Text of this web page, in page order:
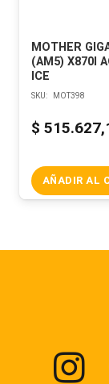
MOTHER
(AM5) X870I
ICE
SKU: MOT398
$
AÑADIR AL